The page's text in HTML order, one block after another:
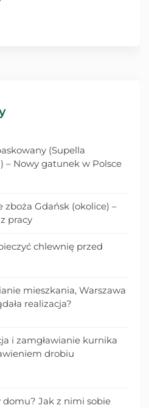
(Supella
– Nowy gatunek w Polsce
zboża Gdańsk (okolice) –
pracy
chlewnię przed
mieszkania, Warszawa
realizacja?
i zamgławianie kurnika
drobiu
domu? Jak z nimi sobie